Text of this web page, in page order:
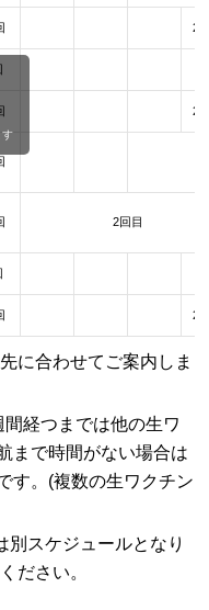
2
2
2回目
2
に合わせてご案内しま
経つまでは他の生ワ
まで時間がない場合は
す。(複数の生ワクチン
スケジュールとなり
ださい。